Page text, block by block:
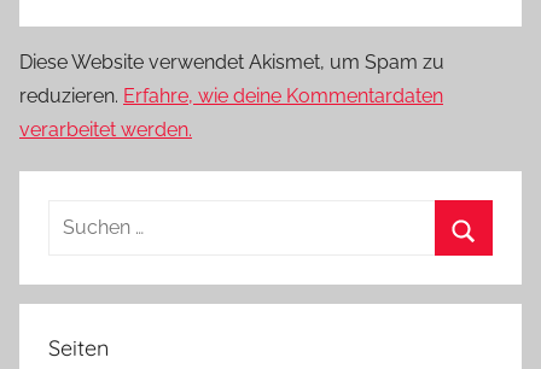
Diese Website verwendet Akismet, um Spam zu
reduzieren. Erfahre, wie deine Kommentardaten
verarbeitet werden.
Suchen
Seiten